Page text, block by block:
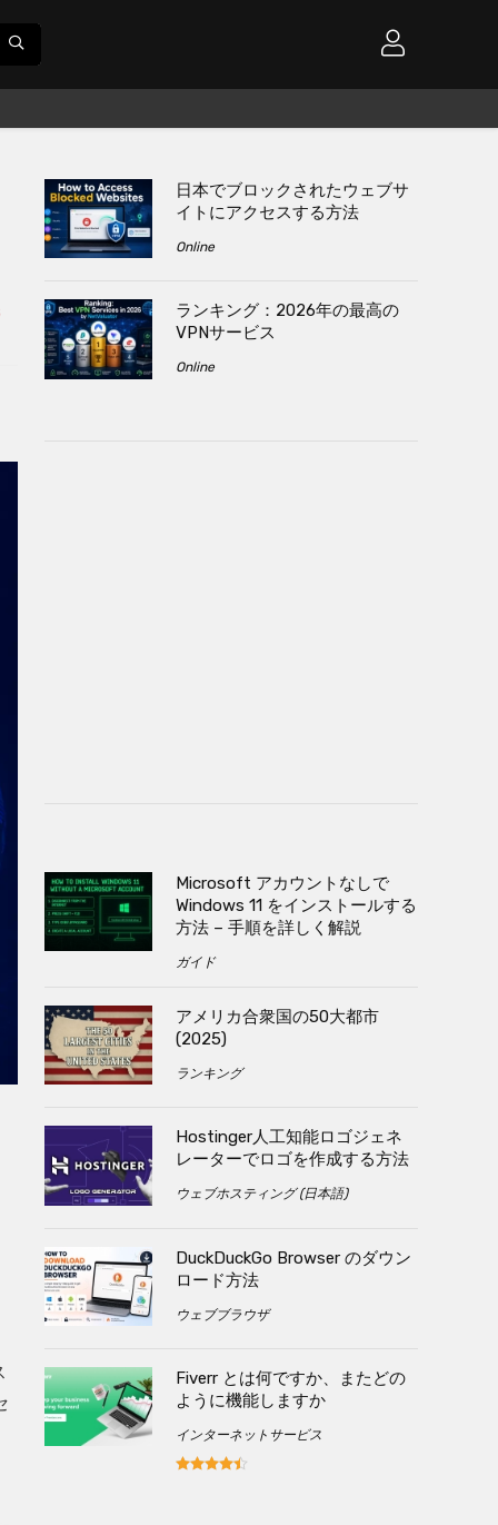
日本でブロックされたウェブサ
イトにアクセスする方法
Online
ランキング：2026年の最高の
VPNサービス
Online
Microsoft アカウントなしで
Windows 11 をインストールする
方法 – 手順を詳しく解説
ガイド
アメリカ合衆国の50大都市
(2025)
ランキング
Hostinger人工知能ロゴジェネ
レーターでロゴを作成する方法
ウェブホスティング (日本語)
DuckDuckGo Browser のダウン
ロード方法
ウェブブラウザ
Fiverr とは何ですか、またどの
ように機能しますか
インターネットサービス